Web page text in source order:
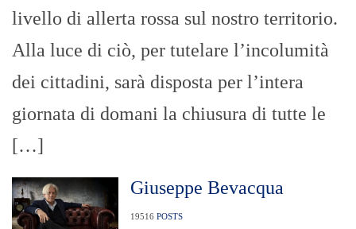
livello di allerta rossa sul nostro territorio.
Alla luce di ciò, per tutelare l’incolumità
dei cittadini, sarà disposta per l’intera
giornata di domani la chiusura di tutte le
[…]
Giuseppe Bevacqua
19516 POSTS